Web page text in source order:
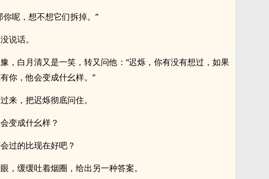
你呢，想不想它们拆掉。”
说话。
，白月清又是一笑，转又问他：“迟烁，你有没有想过，如果
你，他会变成什幺样。”
来，把迟烁彻底问住。
变成什幺样？
过的比现在好吧？
，缓缓吐着烟圈，给出另一种答案。